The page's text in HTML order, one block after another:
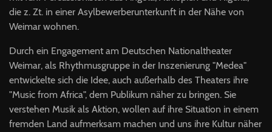
die z. Zt. in einer Asylbewerberunterkunft in der Nähe von
Weimar wohnen.
Durch ein Engagement am Deutschen Nationaltheater
Weimar, als Rhythmusgruppe in der Inszenierung "Medea"
entwickelte sich die Idee, auch außerhalb des Theaters ihre
"Music from Africa", dem Publikum näher zu bringen. Sie
verstehen Musik als Aktion, wollen auf ihre Situation in einem
fremden Land aufmerksam machen und uns ihre Kultur näher